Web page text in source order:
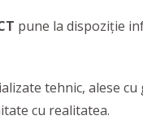
pune la dispoziţie
tehnic, alese
cu realitatea.